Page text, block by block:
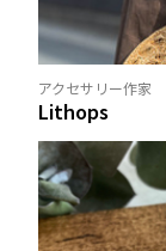
アクセサリー作家
Lithops